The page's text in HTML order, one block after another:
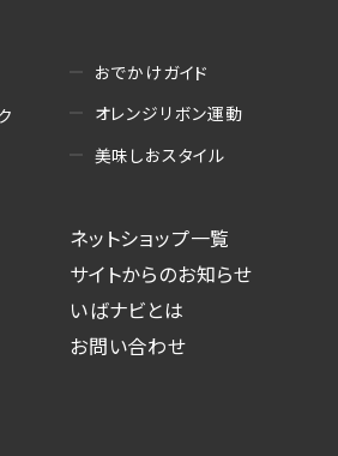
アンケート等、当サービスが実
ンの抽選、当選者への連絡及
ーの趣向や属性情報等の分析
い合わせ・応募等への対応
じて求人広告に応募した際の
じて店舗への来店予約を登録
、返答
する個人情報は、ご本人の意
おでかけガイド
オレンジリボン運動
美味しおスタイル
ネットショップ一覧
サイトからのお知らせ
いばナビとは
お問い合わせ